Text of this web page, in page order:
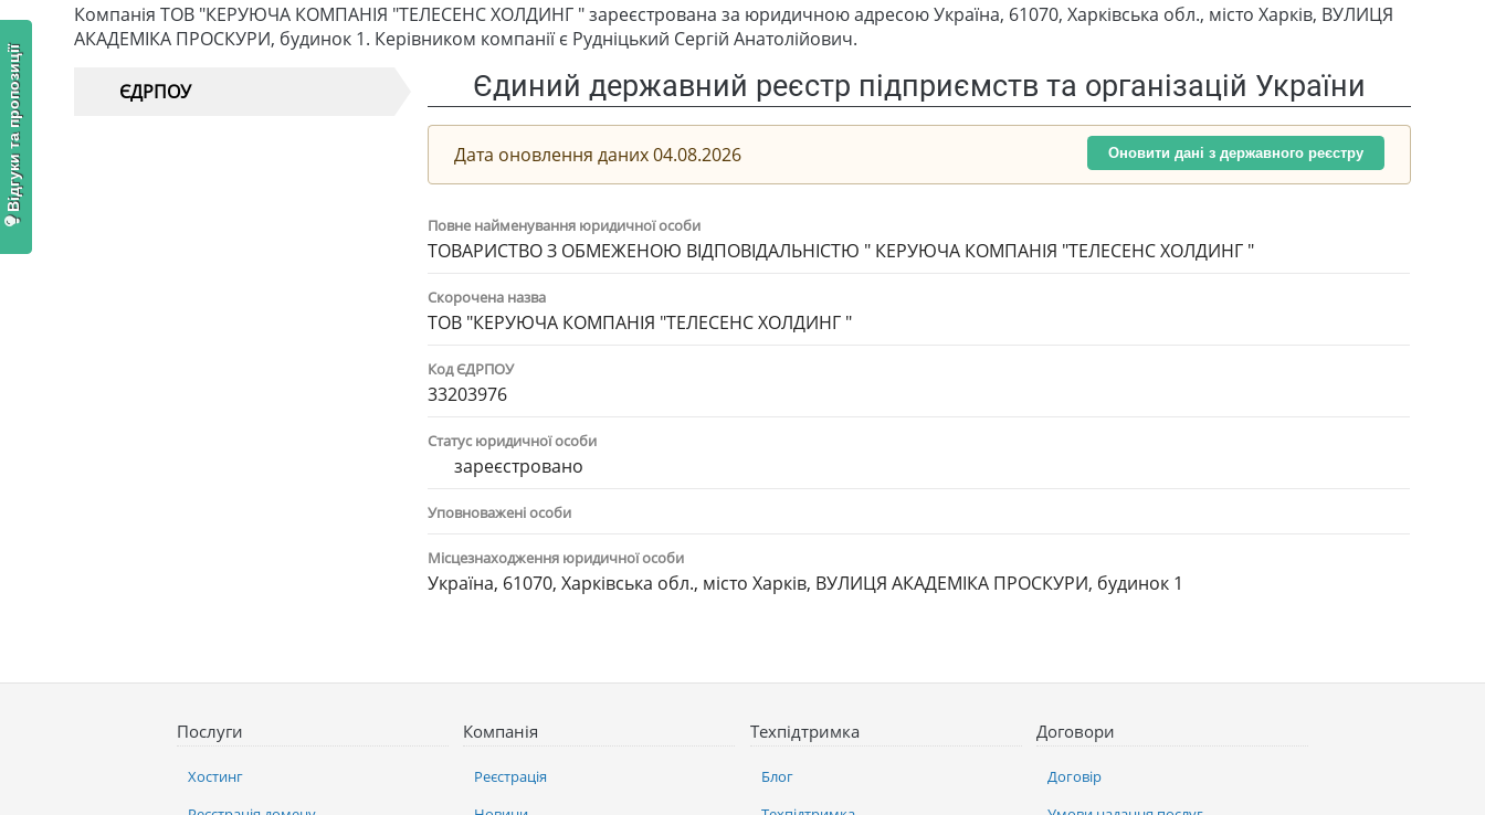
Компанія ТОВ "КЕРУЮЧА КОМПАНІЯ "ТЕЛЕСЕНС ХОЛДИНГ " зареєстрована за юридичною адресою Україна, 61070, Харківська обл., місто Харків, ВУЛИЦЯ
АКАДЕМІКА ПРОСКУРИ, будинок 1. Керівником компанії є Рудніцький Сергій Анатолійович.
ЄДРПОУ Єдиний державний реєстр підприємств та організацій України
Дата оновлення даних 04.08.2026 Оновити дані з державного реєстру
Повне найменування юридичної особи
ТОВАРИСТВО З ОБМЕЖЕНОЮ ВІДПОВІДАЛЬНІСТЮ " КЕРУЮЧА КОМПАНІЯ "ТЕЛЕСЕНС ХОЛДИНГ "
Скорочена назва
ТОВ "КЕРУЮЧА КОМПАНІЯ "ТЕЛЕСЕНС ХОЛДИНГ "
Код ЄДРПОУ
33203976
Статус юридичної особи
зареєстровано
Уповноважені особи
Місцезнаходження юридичної особи
Україна, 61070, Харківська обл., місто Харків, ВУЛИЦЯ АКАДЕМІКА ПРОСКУРИ, будинок 1
Послуги
Хостинг
Компанія
Реєстрація
Техпідтримка
Блог
Договори
Договір
Відгуки та пропозиції